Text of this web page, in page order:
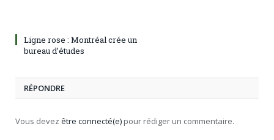
Ligne rose : Montréal crée un
bureau d’études
RÉPONDRE
Vous devez être connecté(e) pour rédiger un commentaire.